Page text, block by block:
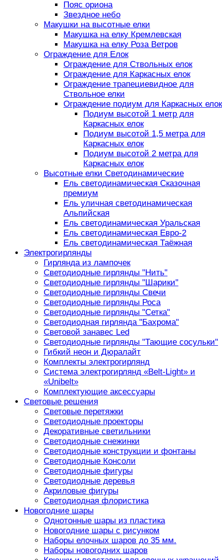
Пояс ориона
Звездное небо
Макушки на высотные елки
Макушка на елку Кремлевская
Макушка на елку Роза Ветров
Ограждение для Елок
Ограждение для Ствольных елок
Ограждение для Каркасных елок
Ограждение трапециевидное для
Ствольное елки
Ограждение подиум для Каркасных елок
Подиум высотой 1 метр для
Каркасных елок
Подиум высотой 1,5 метра для
Каркасных елок
Подиум высотой 2 метра для
Каркасных елок
Высотные елки Светодинамические
Ель светодинамическая Сказочная
премиум
Ель уличная светодинамическая
Альпийская
Ель светодинамическая Уральская
Ель светодинамическая Евро-2
Ель светодинамическая Таёжная
Электрогирлянды
Гирлянда из лампочек
Светодиодные гирлянды "Нить"
Светодиодные гирлянды "Шарики"
Светодиодные гирлянды Свечи
Светодиодные гирлянды Роса
Светодиодные гирлянды "Сетка"
Светодиодная гирлянда "Бахрома"
Световой занавес Led
Светодиодные гирлянды "Тающие сосульки"
Гибкий неон и Дюралайт
Комплекты электрогирлянд
Система электрогирлянд «Belt-Light» и
«Unibelt»
Комплектующие аксессуары
Световые решения
Световые перетяжки
Светодиодные проекторы
Декоративные светильники
Светодиодные снежинки
Светодиодные конструкции и фонтаны
Светодиодные Консоли
Светодиодные фигуры
Светодиодные деревья
Акриловые фигуры
Светодиодная флористика
Новогодние шары
Однотонные шары из пластика
Новогодние шары с рисунком
Наборы елочных шаров до 35 мм.
Наборы новогодних шаров